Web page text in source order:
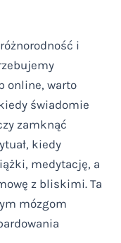
i
online, warto
świadomie
zamknąć
kiedy
medytację, a
z bliskimi. Ta
mózgom